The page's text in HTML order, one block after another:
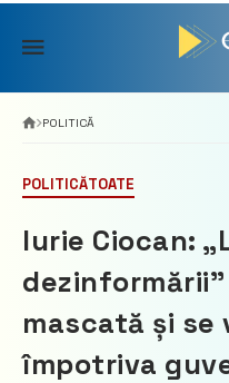
Skip
content
POLITICĂ
POLITICĂTOATE
Iurie Ciocan:
mascată și se
împotriva